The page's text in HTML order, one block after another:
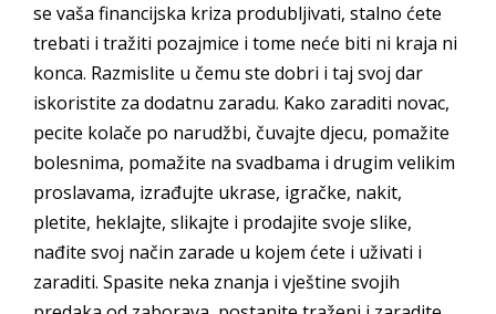
se vaša financijska kriza produbljivati, stalno ćete
trebati i tražiti pozajmice i tome neće biti ni kraja ni
konca. Razmislite u čemu ste dobri i taj svoj dar
iskoristite za dodatnu zaradu. Kako zaraditi novac,
pecite kolače po narudžbi, čuvajte djecu, pomažite
bolesnima, pomažite na svadbama i drugim velikim
proslavama, izrađujte ukrase, igračke, nakit,
pletite, heklajte, slikajte i prodajite svoje slike,
nađite svoj način zarade u kojem ćete i uživati i
zaraditi. Spasite neka znanja i vještine svojih